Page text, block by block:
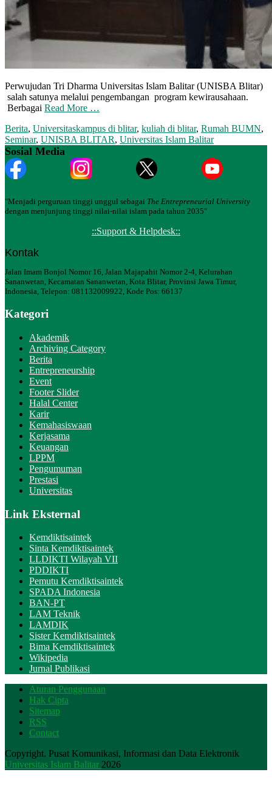
Perwujudan Tri Dharma Universitas Islam Balitar (UNISBA Blitar)
salah satunya melalui pengembangan program kewirausahaan.
Berbagai Read More …
Berita, Universitaskampus di blitar, kuliah di blitar, Rumah BUMN,
Seminar, UNISBA BLITAR, Universitas Islam Balitar
Sosial Media
"Menjadi perguruan tinggi unggul sebagai The Entrepreneurial University
dengan menjunjung tinggi nilai-nilai islam pada tahun 2035"
::Support & Helpdesk::
Kontak
Jalan Imam Bonjol Nomor 16, Jalan Majapahit Nomor 2-4, Kelurahan
Sananwetan, Kecamatan Sananwetan, Kota Blitar, Provinsi Jawa Timur,
Indonesia, Telepon: 081132009922, Kode Pos: 66137
Kategori
Akademik
Archiving Category
Berita
Entrepreneurship
Event
Footer Slider
Halal Center
Karir
Kemahasiswaan
Kerjasama
Keuangan
LPPM
Pengumuman
Prestasi
Universitas
Link Eksternal
Kemdiktisaintek
Sinta Kemdiktisaintek
LLDIKTI Wilayah VII
PDDIKTI
Pemutu Kemdiktisaintek
SPADA Indonesia
BAN-PT
LAM Teknik
LAMDIK
Sister Kemdiktisaintek
Bima Kemdiktisaintek
Wikipedia
Jurnal Publikasi
Aturan Penggunaan
Hak Cipta
Sitemap
RSS
Contact
Copyright. Pusat Komunikasi, Informasi dan Data Elektronik
Universitas Islam Balitar 2026